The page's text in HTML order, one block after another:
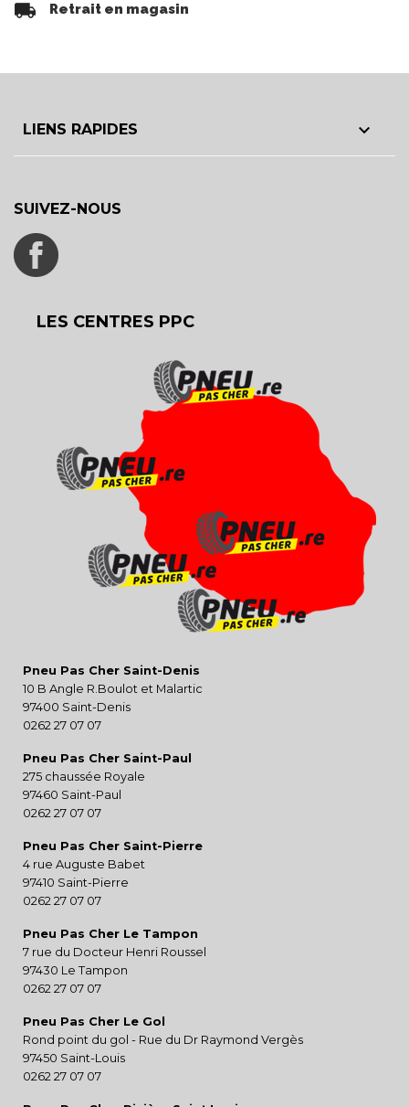
Retrait en magasin
LIENS RAPIDES 
SUIVEZ-NOUS
LES CENTRES PPC
Pneu Pas Cher Saint-Denis
10 B Angle R.Boulot et Malartic
97400 Saint-Denis
0262 27 07 07
Pneu Pas Cher Saint-Paul
275 chaussée Royale
97460 Saint-Paul
0262 27 07 07
Pneu Pas Cher Saint-Pierre
4 rue Auguste Babet
97410 Saint-Pierre
0262 27 07 07
Pneu Pas Cher Le Tampon
7 rue du Docteur Henri Roussel
97430 Le Tampon
0262 27 07 07
Pneu Pas Cher Le Gol
Rond point du gol - Rue du Dr Raymond Vergès
97450 Saint-Louis
0262 27 07 07